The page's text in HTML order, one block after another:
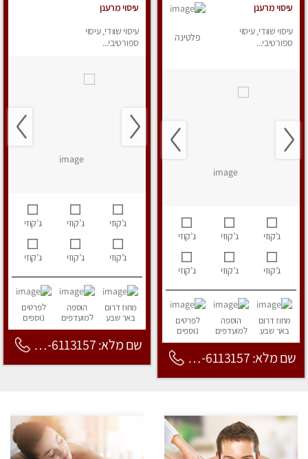
עיסוי מרענן
עיסוי שוודי, עיסוי
ספורטיבי...
פלטינה
ג’קוזי ג’קוזי ג’קוזי
ג’קוזי ג’קוזי ג’קוזי
מחוז דרום
באר שבע
הוספה
למועדפים
לפרטים
נוספים
שם מלא: 053-6113157
עיסוי מרענן
עיסוי שוודי, עיסוי
ספורטיבי...
ג’קוזי ג’קוזי ג’קוזי
ג’קוזי ג’קוזי ג’קוזי
מחוז דרום
באר שבע
הוספה
למועדפים
לפרטים
נוספים
שם מלא: 053-6113157